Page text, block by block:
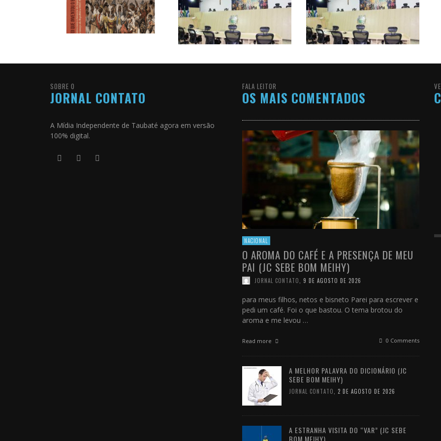
SOBRE O
JORNAL CONTATO
A Mídia Independente de Taubaté agora em versão
100% digital.
FALA LEITOR
OS MAIS COMENTADOS
NACIONAL
O AROMA DO CAFÉ E A PRESENÇA DE MEU
PAI (JC SEBE BOM MEIHY)
JORNAL CONTATO 9 DE AGOSTO DE 2026
para meus filhos, netos e bisneto Parei para escrever e
pedi um café. Foi o que bastou. O tema brotou do
aroma e me levou …
Read more 0 Comments
A MELHOR PALAVRA DO DICIONÁRIO (JC
SEBE BOM MEIHY)
JORNAL CONTATO 2 DE AGOSTO DE 2026
A ESTRANHA VISITA DO “VAR” (JC SEBE
BOM MEIHY)